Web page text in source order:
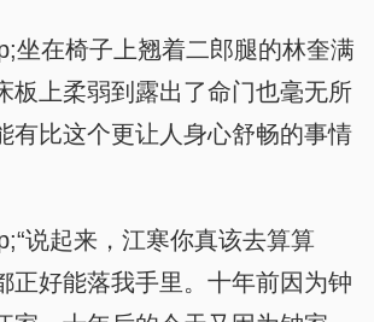
坐在椅子上翘着二郎腿的林奎满
板上柔弱到露出了命门也毫无所
有比这个更让人身心舒畅的事情
说起来，江寒你真该去算算
正好能落我手里。十年前因为钟